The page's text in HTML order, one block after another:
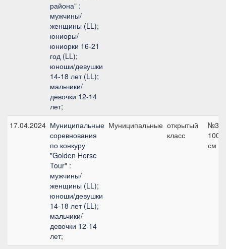
района" :
мужчины/
женщины (LL);
юниоры/
юниорки 16-21
год (LL);
юноши/девушки
14-18 лет (LL);
мальчики/
девочки 12-14
лет;
17.04.2024 Муниципальные
соревнования
по конкуру
"Golden Horse
Tour" :
мужчины/
женщины (LL);
юноши/девушки
14-18 лет (LL);
мальчики/
девочки 12-14
лет;
Муниципальные открытый
класс
№3А,
100
см